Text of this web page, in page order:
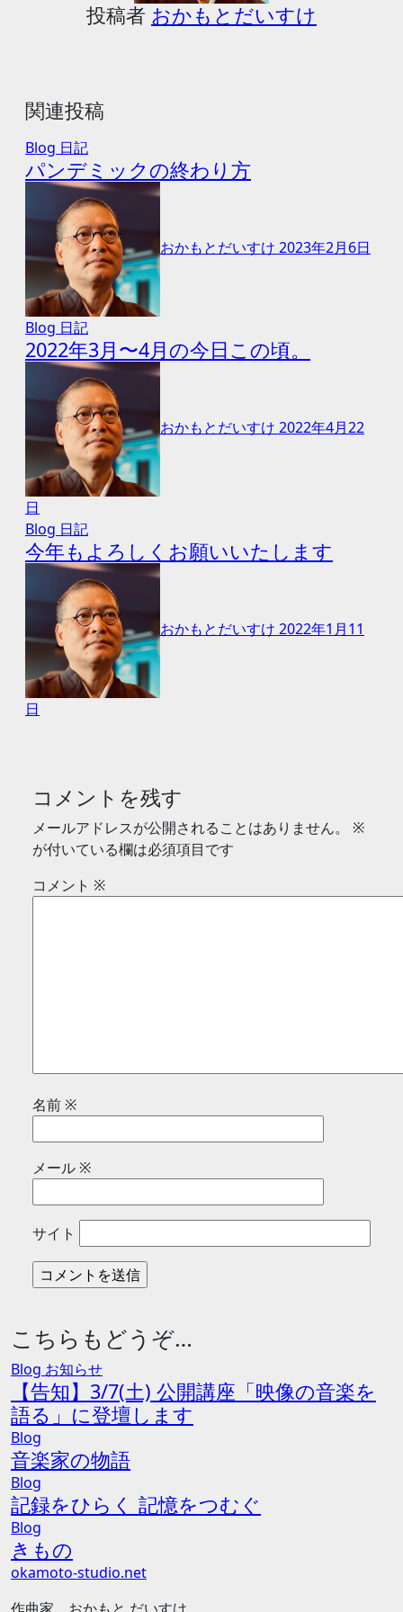
投稿者 おかもとだいすけ
関連投稿
Blog 日記
パンデミックの終わり方
おかもとだいすけ 2023年2月6日
Blog 日記
2022年3月〜4月の今日この頃。
おかもとだいすけ 2022年4月22
日
Blog 日記
今年もよろしくお願いいたします
おかもとだいすけ 2022年1月11
日
コメントを残す
メールアドレスが公開されることはありません。
※
が付いている欄は必須項目です
コメント ※
名前 ※
メール ※
サイト
こちらもどうぞ…
Blog お知らせ
【告知】3/7(土) 公開講座「映像の音楽を
語る」に登壇します
Blog
音楽家の物語
Blog
記録をひらく 記憶をつむぐ
Blog
きもの
okamoto-studio.net